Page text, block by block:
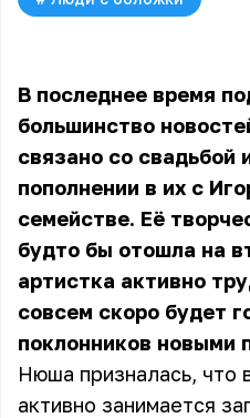
В последнее время
большинство
связано со свадьбой
пополнении в их с
семействе. Её
будто бы отошла на
артистка активно
совсем скоро будет
поклонников новыми
Нюша призналась, что
активно занимается